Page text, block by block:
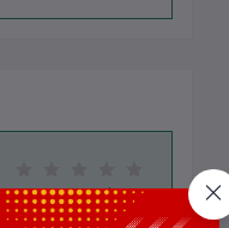
(0 পর্যালোচনা)